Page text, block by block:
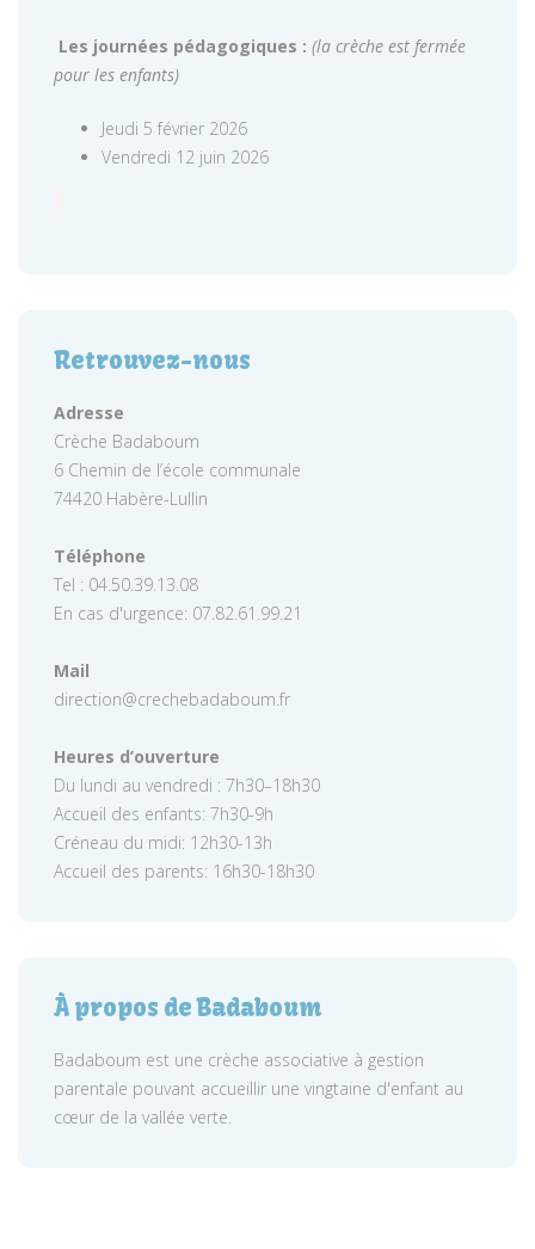
Les journées pédagogiques : (la crèche est fermée
pour les enfants)
Jeudi 5 février 2026
Vendredi 12 juin 2026
Retrouvez-nous
Adresse
Crèche Badaboum
6 Chemin de l’école communale
74420 Habère-Lullin
Téléphone
Tel : 04.50.39.13.08
En cas d'urgence: 07.82.61.99.21
Mail
direction@crechebadaboum.fr
Heures d’ouverture
Du lundi au vendredi : 7h30–18h30
Accueil des enfants: 7h30-9h
Créneau du midi: 12h30-13h
Accueil des parents: 16h30-18h30
À propos de Badaboum
Badaboum est une crèche associative à gestion
parentale pouvant accueillir une vingtaine d'enfant au
cœur de la vallée verte.